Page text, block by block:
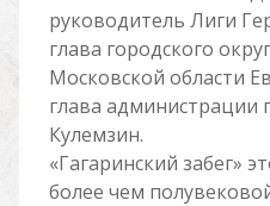
руководитель Лиги
глава городского
Московской области
глава администрации
Кулемзин.
«Гагаринский забег»
более чем